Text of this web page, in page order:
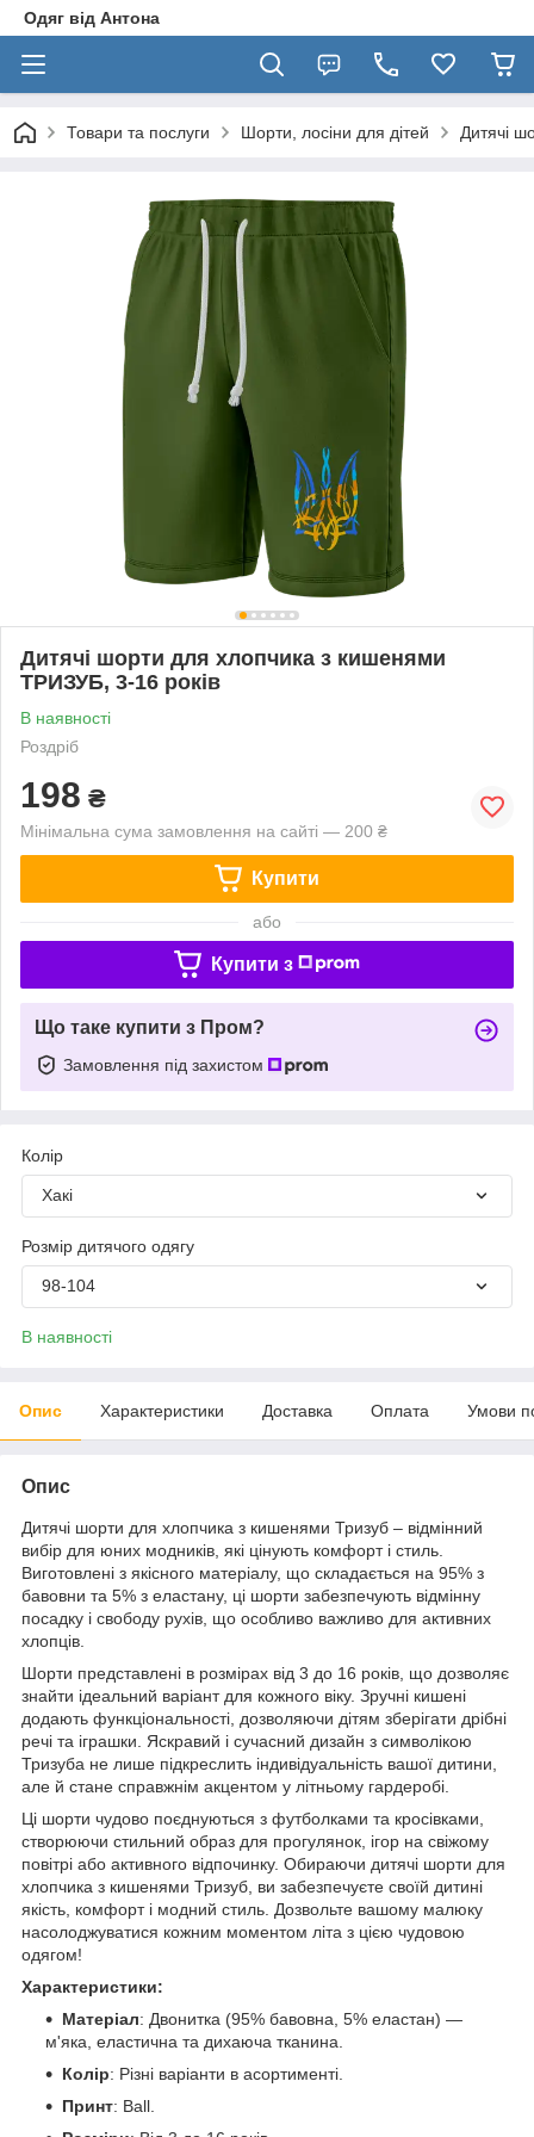
Одяг від Антона
Товари та послуги Шорти, лосіни для дітей Дитячі
Дитячі шорти для хлопчика з кишенями
ТРИЗУБ, 3-16 років
В наявності
Роздріб
198 ₴
Мінімальна сума замовлення на сайті — 200 ₴
Купити
або
Купити з
Що таке купити з Пром?
Замовлення під захистом
Колір
Хакі
Розмір дитячого одягу
98-104
В наявності
Опис Характеристики Доставка Оплата Умови
Опис
Дитячі шорти для хлопчика з кишенями Тризуб – відмінний
вибір для юних модників, які цінують комфорт і стиль.
Виготовлені з якісного матеріалу, що складається на 95% з
бавовни та 5% з еластану, ці шорти забезпечують відмінну
посадку і свободу рухів, що особливо важливо для активних
хлопців.
Шорти представлені в розмірах від 3 до 16 років, що дозволяє
знайти ідеальний варіант для кожного віку. Зручні кишені
додають функціональності, дозволяючи дітям зберігати дрібні
речі та іграшки. Яскравий і сучасний дизайн з символікою
Тризуба не лише підкреслить індивідуальність вашої дитини,
але й стане справжнім акцентом у літньому гардеробі.
Ці шорти чудово поєднуються з футболками та кросівками,
створюючи стильний образ для прогулянок, ігор на свіжому
повітрі або активного відпочинку. Обираючи дитячі шорти для
хлопчика з кишенями Тризуб, ви забезпечуєте своїй дитині
якість, комфорт і модний стиль. Дозвольте вашому малюку
насолоджуватися кожним моментом літа з цією чудовою
одягом!
Характеристики:
Матеріал: Двонитка (95% бавовна, 5% еластан) —
м'яка, еластична та дихаюча тканина.
Колір: Різні варіанти в асортименті.
Принт: Ball.